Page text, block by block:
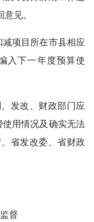
意见。
项目所在市县相应
入下一年度预算使
发改、财政部门应
使用情况及确实无法
、省发改委 、省财政
督